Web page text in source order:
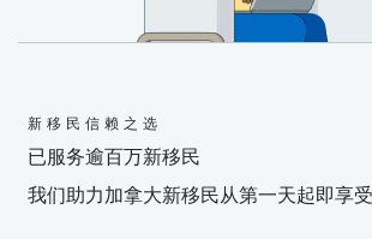
新移民信赖之选
已服务逾百万新移民
我们助力加拿大新移民从第一天起即享受